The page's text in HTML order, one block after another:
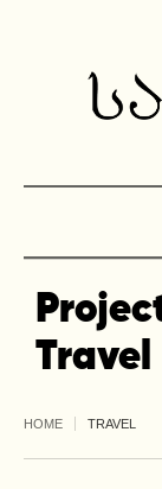
Travel
HOME TRAVEL